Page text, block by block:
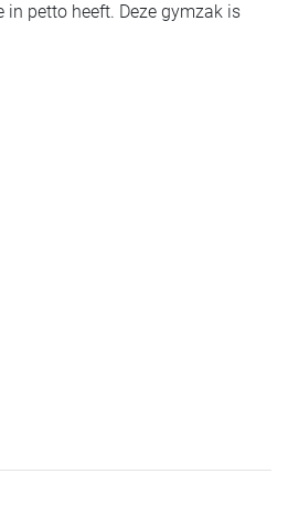
petto heeft. Deze gymzak is